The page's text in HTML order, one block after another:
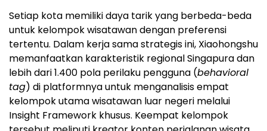
Setiap kota memiliki daya tarik yang berbeda-beda
untuk kelompok wisatawan dengan preferensi
tertentu. Dalam kerja sama strategis ini, Xiaohongshu
memanfaatkan karakteristik regional Singapura dan
lebih dari 1.400 pola perilaku pengguna (behavioral
tag) di platformnya untuk menganalisis empat
kelompok utama wisatawan luar negeri melalui
Insight Framework khusus. Keempat kelompok